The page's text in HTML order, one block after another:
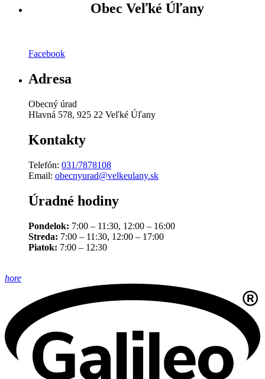
Obec Veľké Úľany
Facebook
Adresa
Obecný úrad
Hlavná 578, 925 22 Veľké Úľany
Kontakty
Telefón: 031/7878108
Email: obecnyurad@velkeulany.sk
Úradné hodiny
Pondelok: 7:00 – 11:30, 12:00 – 16:00
Streda: 7:00 – 11:30, 12:00 – 17:00
Piatok: 7:00 – 12:30
hore